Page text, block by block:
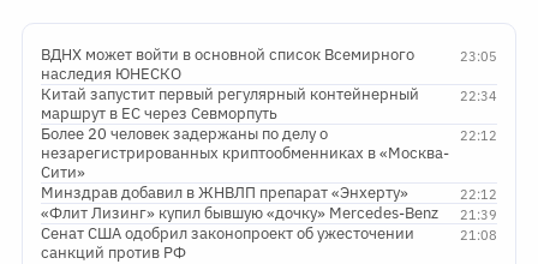
23:05
ВДНХ может войти в основной список Всемирного
наследия ЮНЕСКО
22:34
Китай запустит первый регулярный контейнерный
маршрут в ЕС через Севморпуть
22:12
Более 20 человек задержаны по делу о
незарегистрированных криптообменниках в «Москва-
Сити»
22:12
Минздрав добавил в ЖНВЛП препарат «Энхерту»
21:39
«Флит Лизинг» купил бывшую «дочку» Mercedes-Benz
21:08
Сенат США одобрил законопроект об ужесточении
санкций против РФ